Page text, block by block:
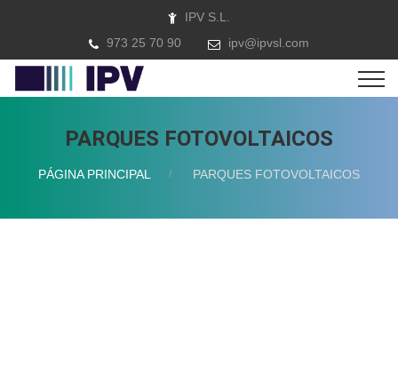
IPV S.L.
973 25 70 90
ipv@ipvsl.com
PARQUES FOTOVOLTAICOS
PÁGINA PRINCIPAL PARQUES FOTOVOLTAICOS